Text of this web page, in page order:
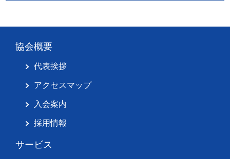
協会概要
代表挨拶
アクセスマップ
入会案内
採用情報
サービス